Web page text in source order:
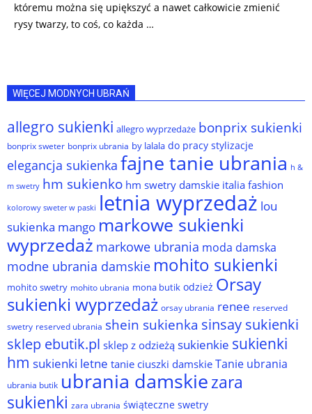
któremu można się upiększyć a nawet całkowicie zmienić
rysy twarzy, to coś, co każda …
WIĘCEJ MODNYCH UBRAŃ
allegro sukienki allegro wyprzedaże bonprix sukienki
bonprix sweter bonprix ubrania by lalala do pracy stylizacje
elegancja sukienka fajne tanie ubrania h &
m swetry hm sukienko hm swetry damskie italia fashion
kolorowy sweter w paski letnia wyprzedaż lou
sukienka mango markowe sukienki
wyprzedaż markowe ubrania moda damska
modne ubrania damskie mohito sukienki
mohito swetry mohito ubrania mona butik odzież Orsay
sukienki wyprzedaż orsay ubrania renee reserved
swetry reserved ubrania shein sukienka sinsay sukienki
sklep ebutik.pl sklep z odzieżą sukienkie sukienki
hm sukienki letne tanie ciuszki damskie Tanie ubrania
ubrania butik ubrania damskiezara
sukienki zara ubrania świąteczne swetry